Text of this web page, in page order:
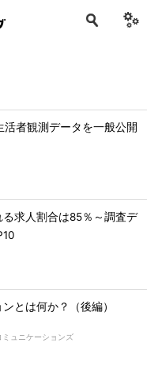
ティング
者観測データを一般公開
求人割合は85％～調査デ
とは何か？（後編）
ュニケーションズ